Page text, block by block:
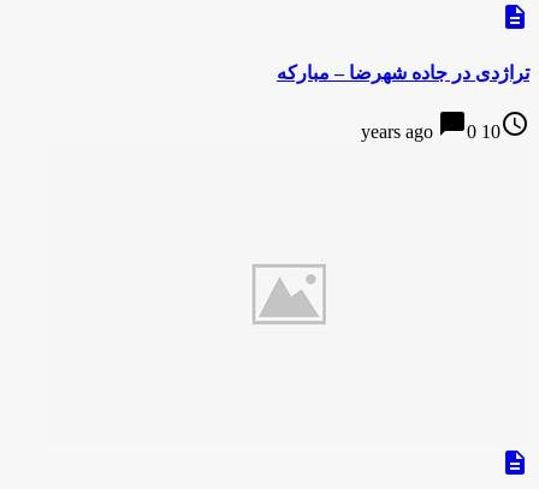
description
تراژدی در جاده شهرضا – مبارکه
access_time
10 years ago
chat_bubble0
description